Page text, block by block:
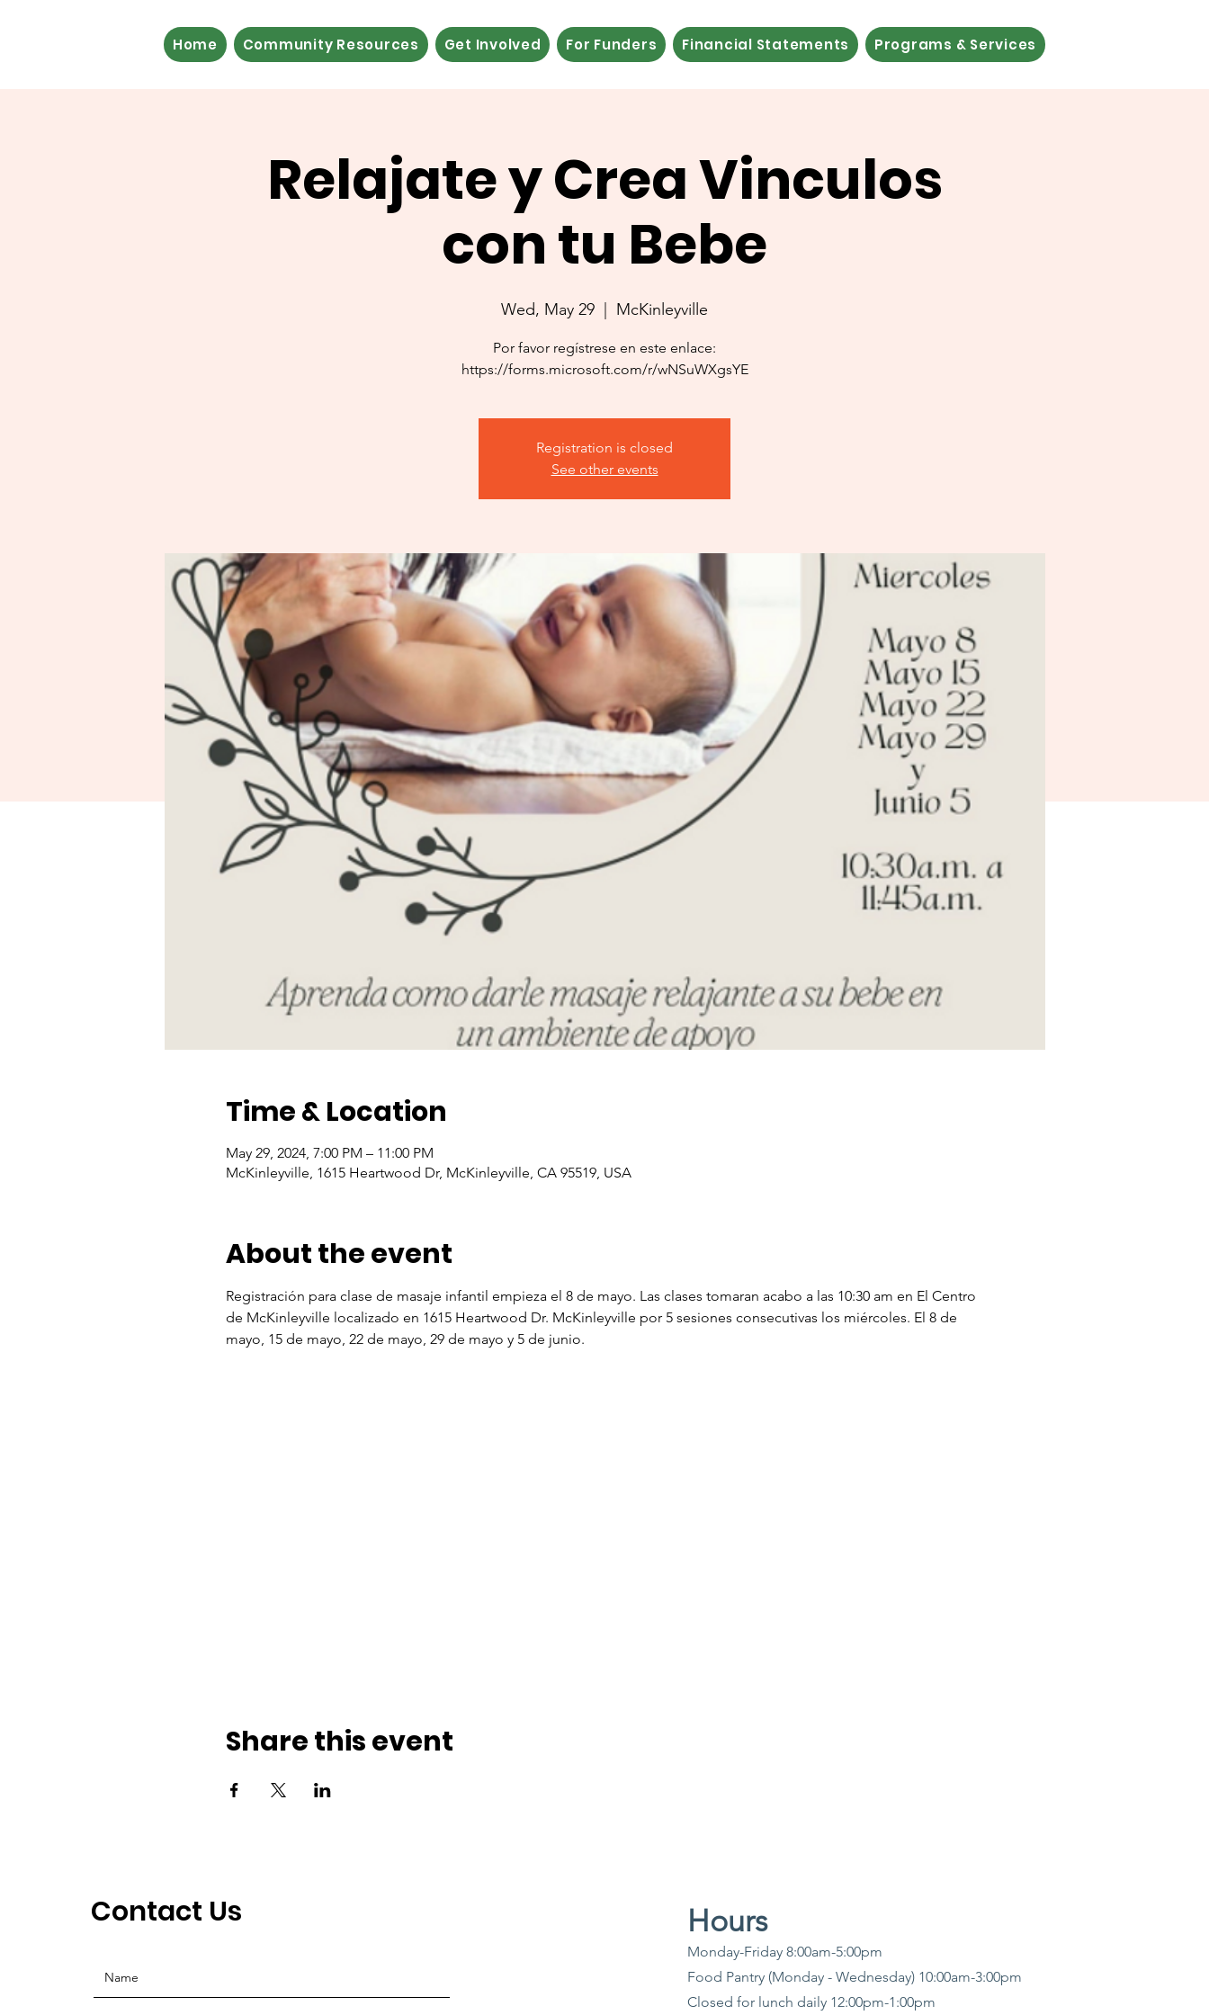
Home Community Resources Get Involved For Funders Financial Statements Programs & Services
Relajate y Crea Vinculos
con tu Bebe
Wed, May 29 McKinleyville
Por favor regístrese en este enlace:
https://forms.microsoft.com/r/wNSuWXgsYE
Registration is closed
See other events
Time & Location
May 29, 2024, 7:00 PM – 11:00 PM
McKinleyville, 1615 Heartwood Dr, McKinleyville, CA 95519, USA
About the event
Registración para clase de masaje infantil empieza el 8 de mayo. Las clases tomaran acabo a las 10:30 am en El Centro
de McKinleyville localizado en 1615 Heartwood Dr. McKinleyville por 5 sesiones consecutivas los miércoles. El 8 de
mayo, 15 de mayo, 22 de mayo, 29 de mayo y 5 de junio.
Share this event
Contact Us Hours
Monday-Friday 8:00am-5:00pm
Food Pantry (Monday - Wednesday) 10:00am-3:00pm
Closed for lunch daily 12:00pm-1:00pm